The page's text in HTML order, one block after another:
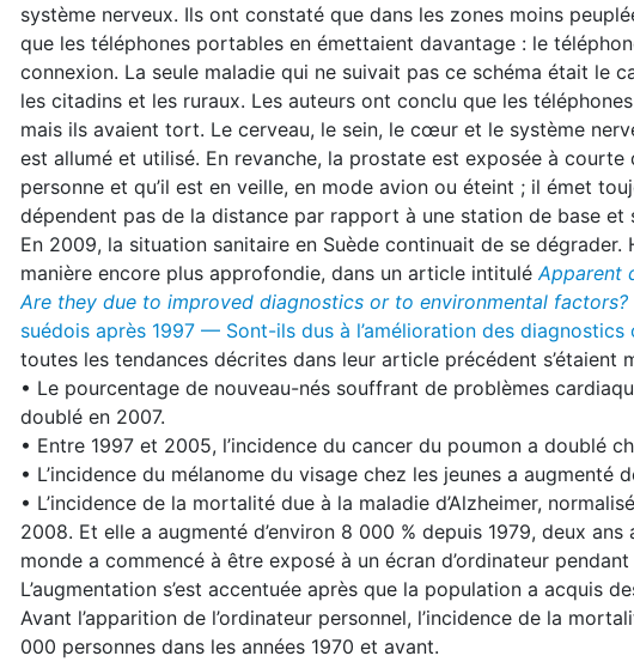
système nerveux. Ils ont constaté que dans les zones moins
que les téléphones portables en émettaient davantage : le
connexion. La seule maladie qui ne suivait pas ce schéma était le
les citadins et les ruraux. Les auteurs ont conclu que les
mais ils avaient tort. Le cerveau, le sein, le cœur et le système
est allumé et utilisé. En revanche, la prostate est exposée à
personne et qu’il est en veille, en mode avion ou éteint ; il émet
dépendent pas de la distance par rapport à une station de base
En 2009, la situation sanitaire en Suède continuait de se
manière encore plus approfondie, dans un article intituléApparent
Are they due to improved diagnostics or to environmental factors?
suédois après 1997 — Sont-ils dus à l’amélioration des
toutes les tendances décrites dans leur article précédent s’étaient
• Le pourcentage de nouveau-nés souffrant de problèmes
doublé en 2007.
• Entre 1997 et 2005, l’incidence du cancer du poumon a doublé
• L’incidence du mélanome du visage chez les jeunes a augmenté
• L’incidence de la mortalité due à la maladie d’Alzheimer,
2008. Et elle a augmenté d’environ 8 000 % depuis 1979, deux
monde a commencé à être exposé à un écran d’ordinateur
L’augmentation s’est accentuée après que la population a acquis
Avant l’apparition de l’ordinateur personnel, l’incidence de la
000 personnes dans les années 1970 et avant.